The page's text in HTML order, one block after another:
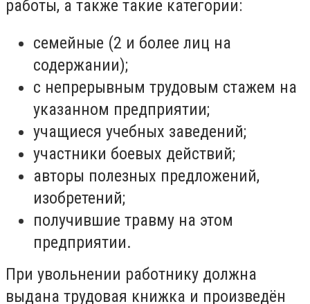
работы, а также такие категории:
семейные (2 и более лиц на
содержании);
с непрерывным трудовым стажем на
указанном предприятии;
учащиеся учебных заведений;
участники боевых действий;
авторы полезных предложений,
изобретений;
получившие травму на этом
предприятии.
При увольнении работнику должна
выдана трудовая книжка и произведён